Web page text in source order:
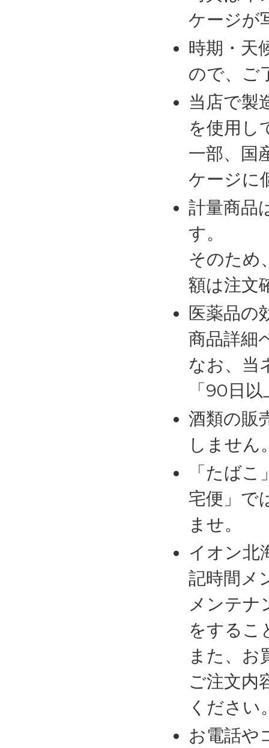
ケージが
時期・天
ので、ご
当店で製
を使用し
一部、国
ケージに
計量商品
す。
そのため
額は注文
医薬品の
商品詳細
なお、当
「90日
酒類の販
しません
「たば
宅便」で
ませ。
イオン北
記時間メ
メンテナ
をするこ
また、お
ご注文内
ください
お電話や